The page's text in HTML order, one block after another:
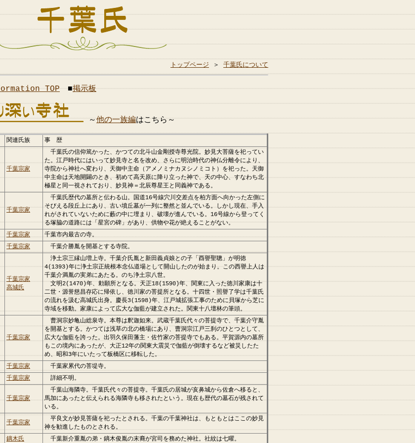
トップページ ＞ 千葉氏について
TOP ■掲示板
～他の一族編はこちら～
関連氏族 事 歴
千葉宗家
千葉氏の信仰篤かった、かつての北斗山金剛授寺尊光院。妙見大菩薩を祀ってい
た。江戸時代にはいって妙見寺と名を改め、さらに明治時代の神仏分離令により、
寺院から神社へ変わり、天御中主命（アメノミナカヌシノミコト）を祀った。天御
中主命は天地開闢のとき、初めて高天原に降り立った神で、天の中心、すなわち北
極星と同一視されており、妙見神＝北辰尊星王と同義神である。
千葉宗家
千葉氏歴代の墓所と伝わる山。国道16号線穴川交差点を柏方面へ向かった左側に
そびえる段丘上にあり、古い墳丘墓が一列に整然と並んでいる。しかし現在、手入
れがされていないために藪の中に埋まり、破壊が進んでいる。16号線から登ってく
る塚脇の道路には「星宮の碑」があり、供物や花が絶えることがない。
千葉宗家
千葉市内最古の寺。
千葉宗家 千葉介勝胤を開基とする寺院。
千葉宗家
高城氏
浄土宗三縁山増上寺。千葉介氏胤と新田義貞娘との子「酉譽聖聰」が明徳
4(1393)年に浄土宗正統根本念仏道場として開山したのが始まり。この西譽上人は
千葉介満胤の実弟にあたる。のち浄土宗八世。
文明2(1470)年、勅願所となる。天正18(1590)年、関東に入った徳川家康は十
二世・源誉慈昌存応に帰依し、徳川家の菩提所となる。十四世・照譽了学は千葉氏
の流れを汲む高城氏出身。慶長3(1598)年、江戸城拡張工事のために貝塚から芝に
寺域を移動。家康によって広大な伽藍が建立された。関東十八壇林の筆頭。
千葉宗家
曹洞宗妙亀山総泉寺。本尊は釈迦如来。武蔵千葉氏代々の菩提寺で、千葉介守胤
を開基とする。かつては浅草の北の橋場にあり、曹洞宗江戸三刹のひとつとして、
広大な伽藍を誇った。出羽久保田藩主・佐竹家の菩提寺でもある。平賀源内の墓所
もこの境内にあったが、大正12年の関東大震災で伽藍が倒壊するなど被災したた
め、昭和3年にいたって板橋区に移転した。
千葉宗家
千葉家累代の菩堤寺。
千葉宗家 詳細不明。
千葉宗家
千葉山海隣寺。千葉氏代々の菩提寺。千葉氏の居城が亥鼻城から佐倉へ移ると、
馬加にあったと伝えられる海隣寺も移されたという。現在も歴代の墓石が残されて
いる。
千葉宗家
平良文が妙見菩薩を祀ったとされる。千葉の千葉神社は、もともとはここの妙見
神を勧進したものとされる。
鏑木氏 千葉新介重胤の弟・鏑木俊胤の末裔が宮司を務めた神社。社紋は七曜。